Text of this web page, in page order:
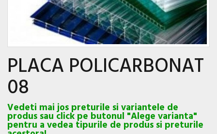
PLACA POLICARBONAT
08
Vedeti mai jos preturile si variantele de
produs sau click pe butonul "Alege varianta"
pentru a vedea tipurile de produs si preturile